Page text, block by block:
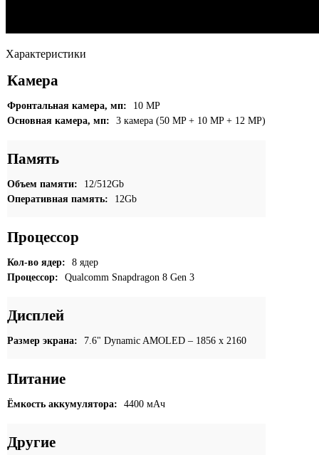
Характеристики
Камера
Фронтальная камера, мп:
10 MP
Основная камера, мп:
3 камера (50 MP + 10 MP + 12 MP)
Память
Объем памяти:
12/512Gb
Оперативная память:
12Gb
Процессор
Кол-во ядер:
8 ядер
Процессор:
Qualcomm Snapdragon 8 Gen 3
Дисплей
Размер экрана: 7.6" Dynamic AMOLED – 1856 x 2160
Питание
Ёмкость аккумулятора: 4400 мАч
Другие